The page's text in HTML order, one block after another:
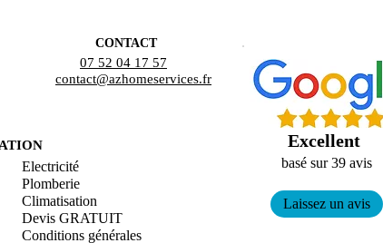
CONTACT
07 52 04 17 57
contact@azhomeservices.fr
Electricité
Plomberie
Climatisation
Devis GRATUIT
Conditions générales
Excellent
basé sur 39 avis
Laissez un avis